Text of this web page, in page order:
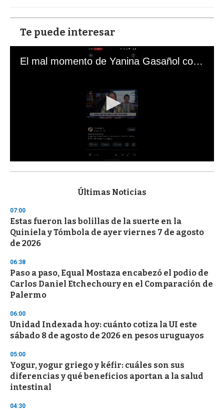
Te puede interesar
El mal momento de Yanina Gasañol con un hincha argentino en "Subrayado"
s
d
s
o
f
3
s
e
c
o
n
Últimas Noticias
07:00
Estas fueron las bolillas de la suerte en la
Quiniela y Tómbola de ayer viernes 7 de agosto
de 2026
06:38
Paso a paso, Equal Mostaza encabezó el podio de
Carlos Daniel Etchechoury en el Comparación de
Palermo
06:00
Unidad Indexada hoy: cuánto cotiza la UI este
sábado 8 de agosto de 2026 en pesos uruguayos
05:00
Yogur, yogur griego y kéfir: cuáles son sus
diferencias y qué beneficios aportan a la salud
intestinal
04:30